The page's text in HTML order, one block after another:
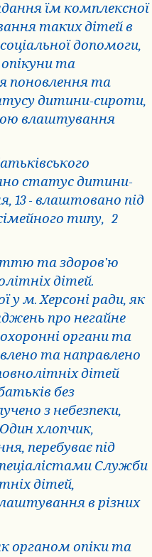
їм комплексної
таких дітей в
допомоги,
та
поновлення та
дитини-сироти,
влаштування
статус дитини-
13 - влаштовано під
типу, 2
та здоров’ю
дітей.
м. Херсоні ради, як
про негайне
органи та
та направлено
дітей
без
з небезпеки,
хлопчик,
перебуває під
Служби
дітей,
в різних
органом опіки та